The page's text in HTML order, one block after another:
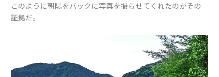
このように朝陽をバックに写真を撮らせてくれたのがその
証拠だ。